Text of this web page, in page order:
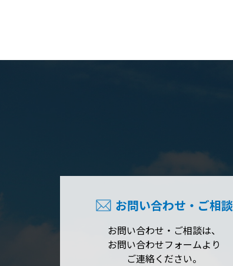
お問い合わせ・ご相談
お問い合わせ・ご相談は、
お問い合わせフォームより
ご連絡ください。